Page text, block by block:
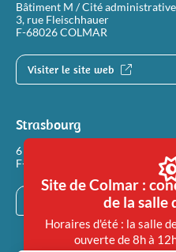
Bâtiment M / Cité administrative
3, rue Fleischhauer
F-68026 COLMAR
Visiter le site web
Strasbourg
6 rue Philippe Dollinger
F-67100 STRASBOURG
Visiter le site web
Site de Colmar :
de la salle
Horaires d'été : la salle
ouverte de 8h à